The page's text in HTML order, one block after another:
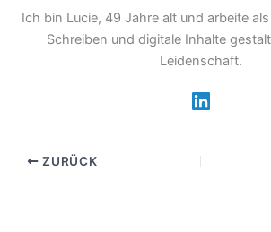
Ich bin Lucie, 49 Jahre alt und arbeite
Schreiben und digitale Inhalte
Leidenschaft.
ZURÜCK